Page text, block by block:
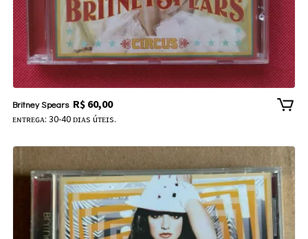
Britney Spears R$60,00
ᴇɴᴛʀᴇɢᴀ: 30-40 ᴅɪᴀs úᴛᴇɪs.